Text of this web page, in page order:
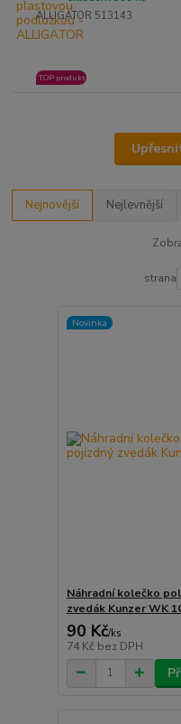
ALLIGATOR 513143
TOP produkt
Nejnovější Nejlevnější
strana
Novinka
Náhradní kolečko
zvedák Kunzer WK
90 Kč/ks
74 Kč bez DPH